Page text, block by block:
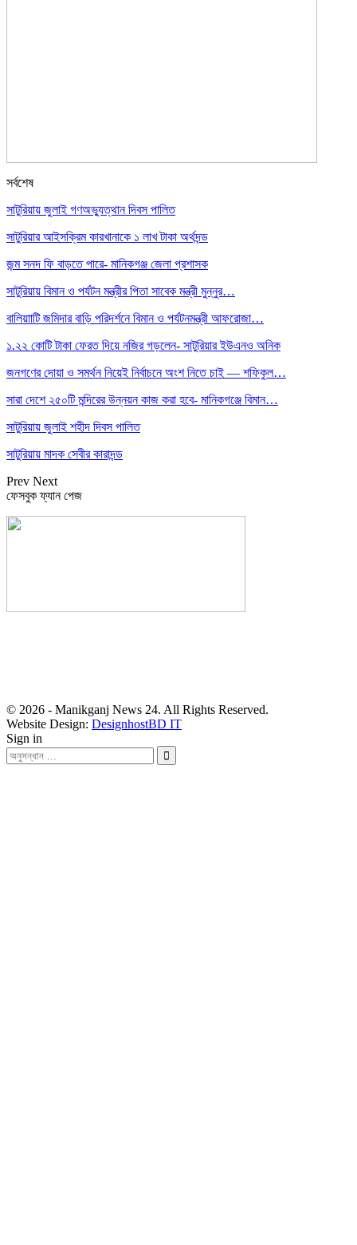
সর্বশেষ
সাটুরিয়ায় জুলাই গণঅভ্যুত্থান দিবস পালিত
সাটুরিয়ার আইসক্রিম কারখানাকে ১ লাখ টাকা অর্থদন্ড
জন্ম সনদ ফি বাড়তে পারে- মানিকগঞ্জ জেলা প্রশাসক
সাটুরিয়ায় বিমান ও পর্যটন মন্ত্রীর পিতা সাবেক মন্ত্রী মুন্নুর…
বালিয়াাটি জমিদার বাড়ি পরিদর্শনে বিমান ও পর্যটনমন্ত্রী আফরোজা…
১.২২ কোটি টাকা ফেরত দিয়ে নজির গড়লেন- সাটুরিয়ার ইউএনও অনিক
জনগণের দোয়া ও সমর্থন নিয়েই নির্বাচনে অংশ নিতে চাই — শফিকুল…
সারা দেশে ২৫০টি মন্দিরের উন্নয়ন কাজ করা হবে- মানিকগঞ্জে বিমান…
সাটুরিয়ায় জুলাই শহীদ দিবস পালিত
সাটুরিয়ায় মাদক সেবীর কারাদন্ড
Prev Next
ফেসবুক ফ্যান পেজ
© 2026 - Manikganj News 24. All Rights Reserved.
Website Design: DesignhostBD IT
Sign in